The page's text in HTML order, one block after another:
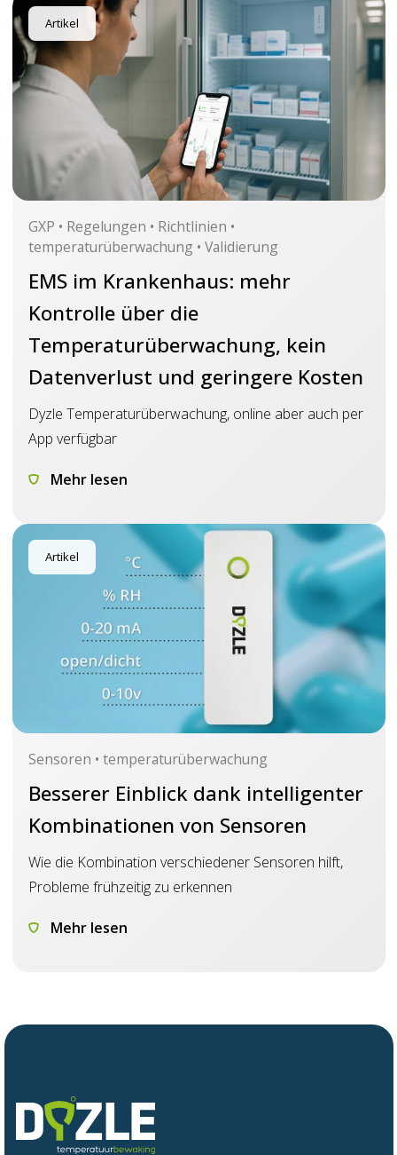
Artikel
GXP • Regelungen • Richtlinien •
temperaturüberwachung • Validierung
EMS im Krankenhaus: mehr
Kontrolle über die
Temperaturüberwachung, kein
Datenverlust und geringere Kosten
Dyzle Temperaturüberwachung, online aber auch per
App verfügbar
Mehr lesen
Artikel
Sensoren • temperaturüberwachung
Besserer Einblick dank intelligenter
Kombinationen von Sensoren
Wie die Kombination verschiedener Sensoren hilft,
Probleme frühzeitig zu erkennen
Mehr lesen